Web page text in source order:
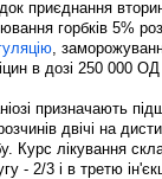
приєднання
горбків 5%
,
в дозі 250 000
призначають
двічі на
Курс лікування
- 2/3 і в третю